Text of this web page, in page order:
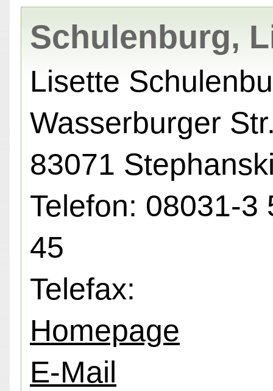
Schulenburg,
Lisette
Wasserburger
83071
Telefon: 08031-3
45
Telefax:
Homepage
E-Mail